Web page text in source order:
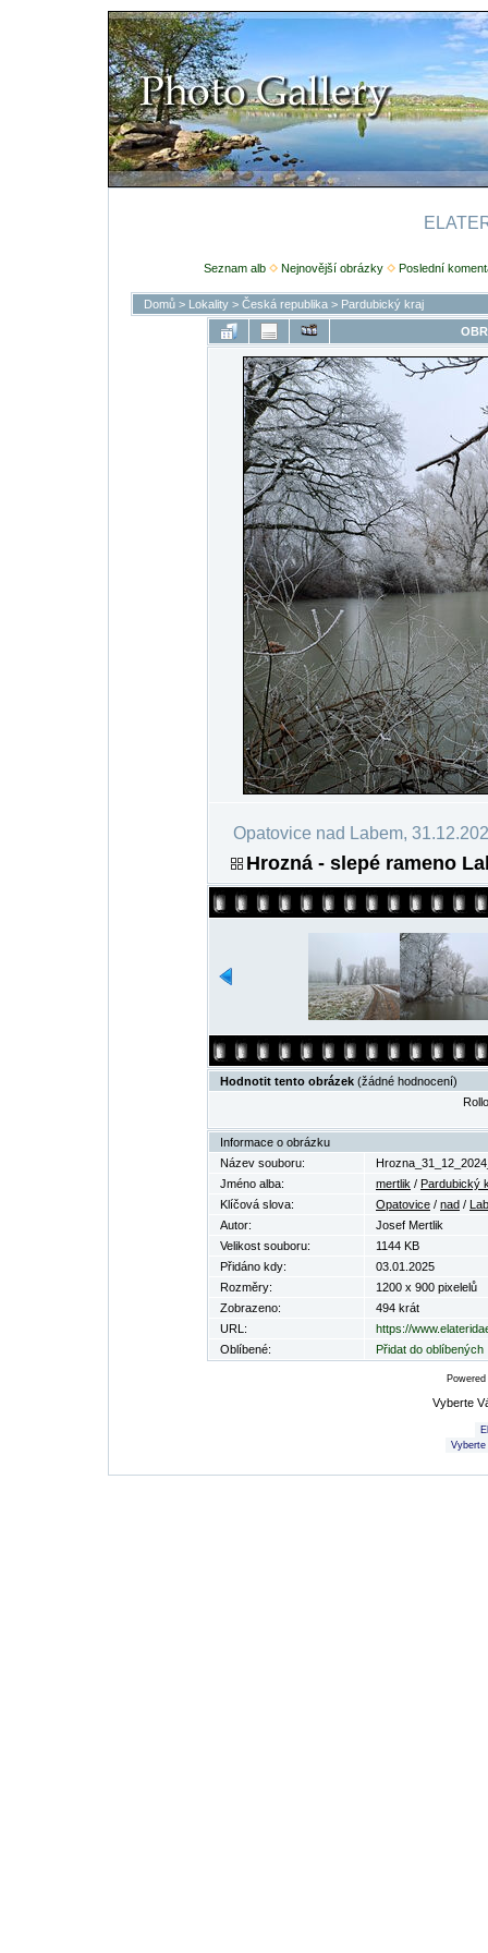
Seznam alb Nejnovější obrázky Poslední
Domů> Lokality> Česká republika> Pardubický kraj
Opatovice nad Labem,
Hrozná - slepé rameno
Hodnotit tento obrázek (žádné hodnocení)
Informace o obrázku
Název souboru:
Jméno alba:
mertlik / Pardubický
Klíčová slova:
Opatovice / nad /
Autor:
Josef Mertlik
Velikost souboru:
1144 KB
Přidáno kdy:
03.01.2025
Rozměry:
1200 x 900 pixelelů
Zobrazeno:
494 krát
URL:
https://
Oblíbené:
Přidat do oblíbených
Vyberte